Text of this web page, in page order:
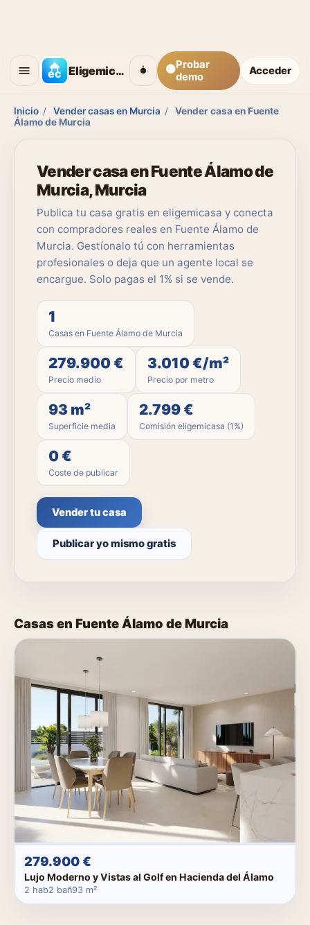
Eligemicasa 🟡Probar
demo
Acceder
Inicio / Vender casas en Murcia /
Vender casa en Fuente
Álamo de Murcia
Vender casa en Fuente Álamo de
Murcia, Murcia
Publica tu casa gratis en eligemicasa y conecta
con compradores reales en Fuente Álamo de
Murcia. Gestíonalo tú con herramientas
profesionales o deja que un agente local se
encargue. Solo pagas el 1% si se vende.
1
Casas en Fuente Álamo de Murcia
279.900 €
Precio medio
3.010 €/m²
Precio por metro
93 m²
Superficie media
2.799 €
Comisión eligemicasa (1%)
0 €
Coste de publicar
Vender tu casa
Publicar yo mismo gratis
Casas en Fuente Álamo de Murcia
279.900 €
Lujo Moderno y Vistas al Golf en Hacienda del Álamo
2 hab2 bañ93 m²